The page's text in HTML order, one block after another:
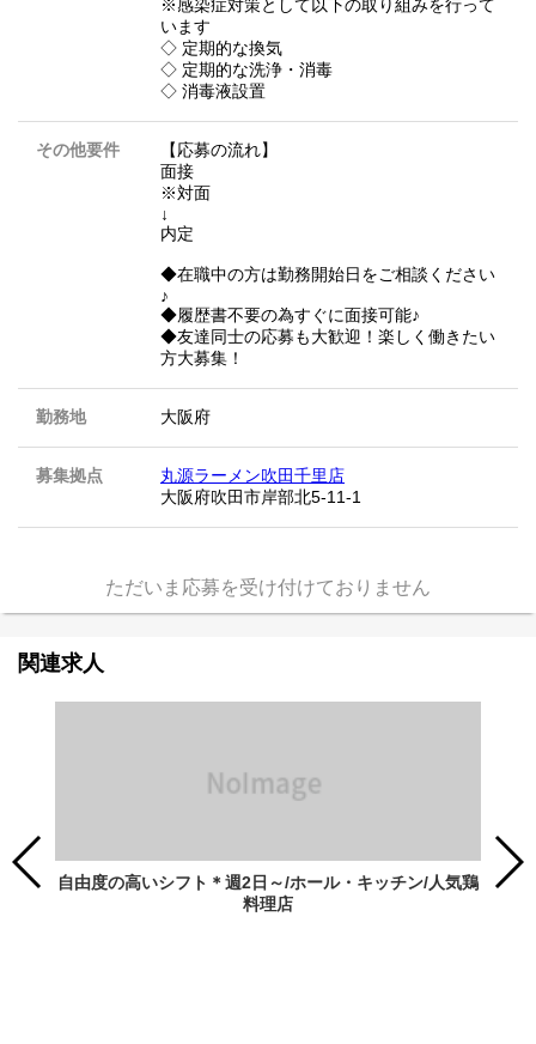
※感染症対策として以下の取り組みを行って
います
◇ 定期的な換気
◇ 定期的な洗浄・消毒
◇ 消毒液設置
その他要件
【応募の流れ】
面接
※対面
↓
内定
◆在職中の方は勤務開始日をご相談ください
♪
◆履歴書不要の為すぐに面接可能♪
◆友達同士の応募も大歓迎！楽しく働きたい
方大募集！
勤務地 大阪府
募集拠点
丸源ラーメン吹田千里店
大阪府吹田市岸部北5-11-1
ただいま応募を受け付けておりません
関連求人
自由度の高いシフト＊週2日～/ホール・キッチン/人気鶏
料理店